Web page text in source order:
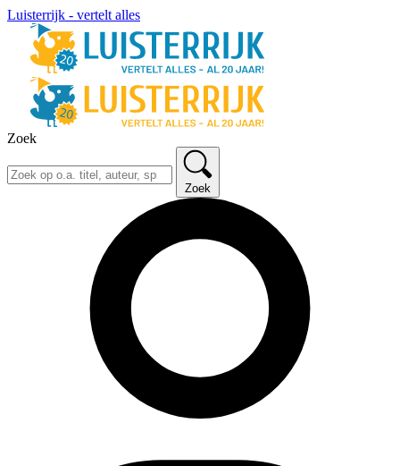
Luisterrijk - vertelt alles
Zoek
Zoek